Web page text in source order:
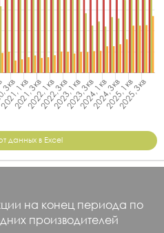
данных в Excel
на конец периода по
производителей